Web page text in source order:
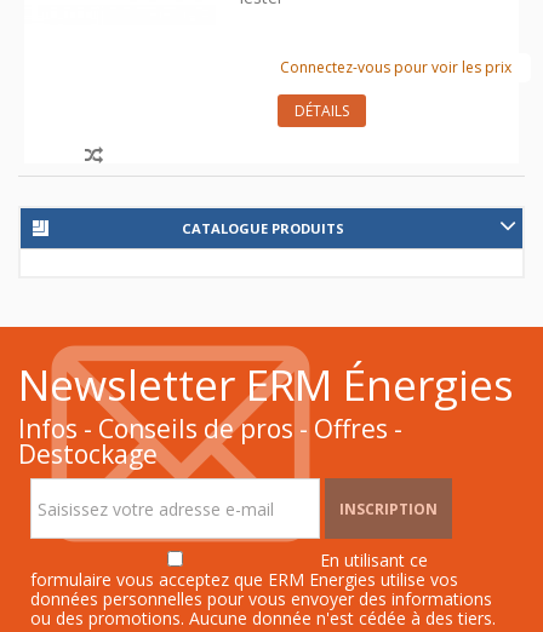
Connectez-vous pour voir les prix
DÉTAILS
CATALOGUE PRODUITS
Newsletter ERM Énergies
Infos - Conseils de pros - Offres -
Destockage
INSCRIPTION
En utilisant ce
formulaire vous acceptez que ERM Energies utilise vos
données personnelles pour vous envoyer des informations
ou des promotions. Aucune donnée n'est cédée à des tiers.